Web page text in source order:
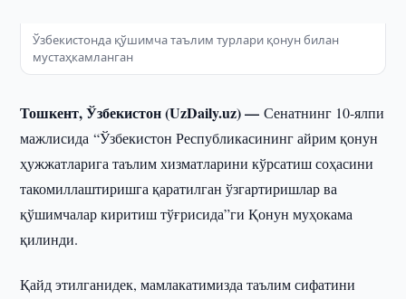
Ўзбекистонда қўшимча таълим турлари қонун билан
мустаҳкамланган
Тошкент, Ўзбекистон (UzDaily.uz) —Сенатнинг 10-ялпи
мажлисида “Ўзбекистон Республикасининг айрим қонун
ҳужжатларига таълим хизматларини кўрсатиш соҳасини
такомиллаштиришга қаратилган ўзгартиришлар ва
қўшимчалар киритиш тўғрисида”ги Қонун муҳокама
қилинди.
Қайд этилганидек, мамлакатимизда таълим сифатини